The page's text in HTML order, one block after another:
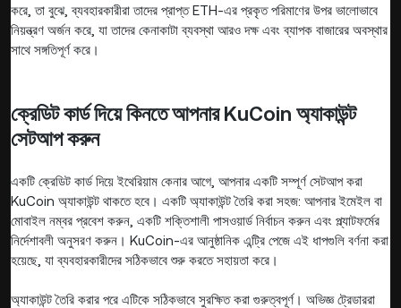
করে, তা বুঝে, ব্যবহারকারীরা তাদের প্রাপ্ত ETH-এর প্রকৃত পরিমাণের উপর ভালোভাবে
নিয়ন্ত্রণ অর্জন করে, যা তাদের কেনাকাটা ব্যবস্থা আরও দক্ষ এবং ব্যাপক বাজারের অবস্থার
সাথে সঙ্গতিপূর্ণ করে।
ক্রেডিট কার্ড দিয়ে কিনতে আপনার KuCoin অ্যাকাউন্ট
সেটআপ করুন
একটি ক্রেডিট কার্ড দিয়ে ইথেরিয়াম কেনার আগে, আপনার একটি সম্পূর্ণ সেটআপ করা
KuCoin অ্যাকাউন্ট থাকতে হবে। একটি অ্যাকাউন্ট তৈরি করা সহজ: আপনার ইমেইল বা
মোবাইল নম্বর প্রবেশ করুন, একটি শক্তিশালী পাসওয়ার্ড নির্বাচন করুন এবং প্ল্যাটফর্মের
নির্দেশাবলী অনুসরণ করুন। KuCoin-এর আনুষ্ঠানিক এন্ট্রি পেজে এই ধাপগুলি বর্ণনা করা
হয়েছে, যা ব্যবহারকারীদের সঠিকভাবে শুরু করতে সহায়তা করে।
অ্যাকাউন্ট তৈরি করার পরে এটিকে সঠিকভাবে সুরক্ষিত করা গুরুত্বপূর্ণ। অভিজ্ঞ ট্রেডাররা